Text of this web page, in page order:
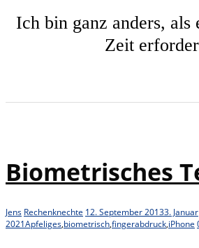
Ich bin ganz anders, als
Zeit
Biometrisches
Jens Rechenknechte 12. September 20133. Januar
2021Apfeliges,biometrisch,fingerabdruck,iPhone